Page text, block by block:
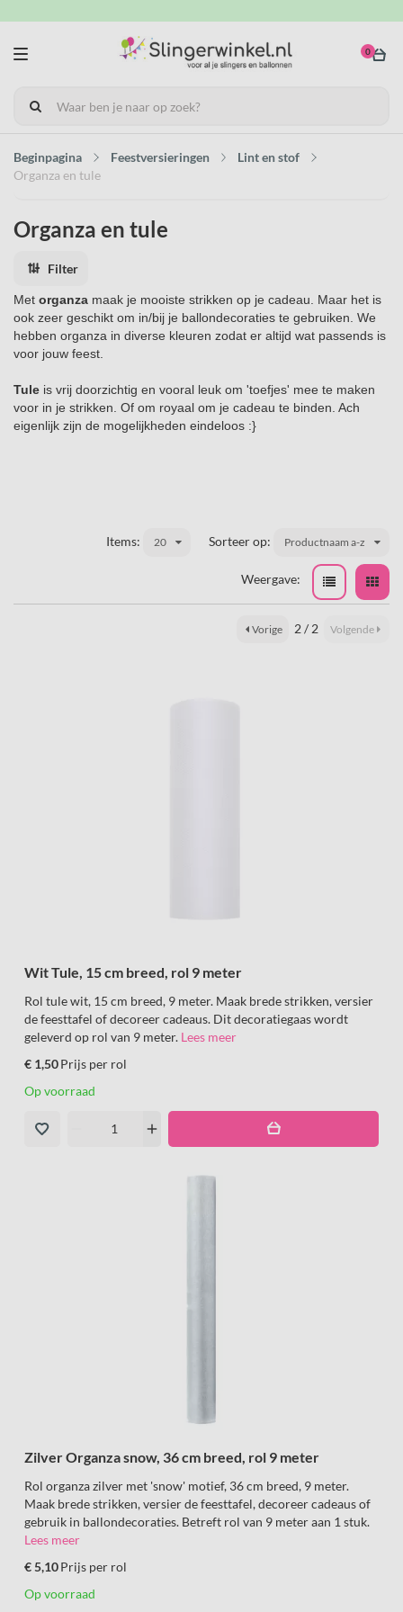
0
Beginpagina Feestversieringen
Lint en stof
Organza en tule
Organza en tule
Filter
Met organza maak je mooiste strikken op je cadeau. Maar het is
ook zeer geschikt om in/bij je ballondecoraties te gebruiken. We
hebben organza in diverse kleuren zodat er altijd wat passends is
voor jouw feest.
Tule is vrij doorzichtig en vooral leuk om 'toefjes' mee te maken
voor in je strikken. Of om royaal om je cadeau te binden. Ach
eigenlijk zijn de mogelijkheden eindeloos :}
Sorteer op: Productnaam a-z
Items: 20
Weergave:
Vorige 2 / 2 Volgende
Wit Tule, 15 cm breed, rol 9 meter
Rol tule wit, 15 cm breed, 9 meter. Maak brede strikken, versier
de feesttafel of decoreer cadeaus. Dit decoratiegaas wordt
geleverd op rol van 9 meter. Lees meer
€ 1,50Prijs per rol
Op voorraad
add
Zilver Organza snow, 36 cm breed, rol 9 meter
Rol organza zilver met 'snow' motief, 36 cm breed, 9 meter.
Maak brede strikken, versier de feesttafel, decoreer cadeaus of
gebruik in ballondecoraties. Betreft rol van 9 meter aan 1 stuk.
Lees meer
€ 5,10Prijs per rol
Op voorraad